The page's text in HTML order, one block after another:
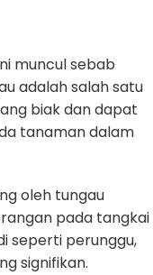
muncul sebab
adalah salah satu
biak dan dapat
tanaman dalam
oleh tungau
pada tangkai
seperti perunggu,
signifikan.